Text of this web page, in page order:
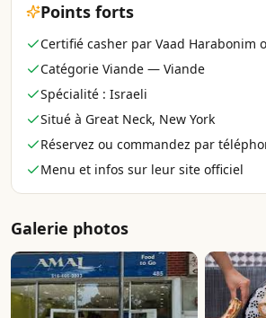
Points forts
Certifié casher par Vaad Harabonim
Catégorie Viande — Viande
Spécialité : Israeli
Situé à Great Neck, New York
Réservez ou commandez par
Menu et infos sur leur site officiel
Galerie photos